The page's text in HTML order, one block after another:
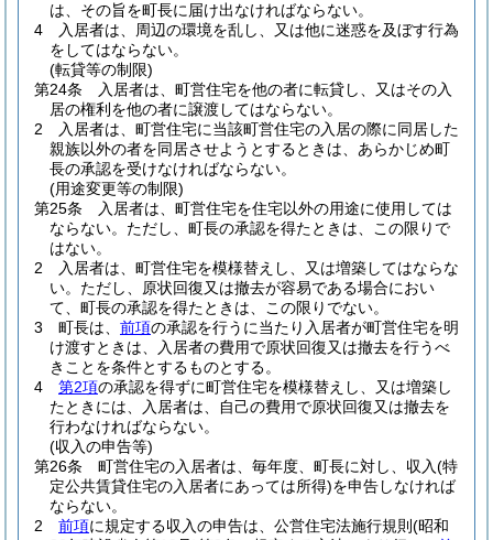
は、その旨を町長に届け出なければならない。
4
入居者は、周辺の環境を乱し、又は他に迷惑を及ぼす行為
をしてはならない。
(転貸等の制限)
第24条
入居者は、町営住宅を他の者に転貸し、又はその入
居の権利を他の者に譲渡してはならない。
2
入居者は、町営住宅に当該町営住宅の入居の際に同居した
親族以外の者を同居させようとするときは、あらかじめ町
長の承認を受けなければならない。
(用途変更等の制限)
第25条
入居者は、町営住宅を住宅以外の用途に使用しては
ならない。 ただし、町長の承認を得たときは、この限りで
はない。
2
入居者は、町営住宅を模様替えし、又は増築してはならな
い。 ただし、原状回復又は撤去が容易である場合におい
て、町長の承認を得たときは、この限りでない。
3
町長は、 前項の承認を行うに当たり入居者が町営住宅を明
け渡すときは、入居者の費用で原状回復又は撤去を行うべ
きことを条件とするものとする。
4
第2項の承認を得ずに町営住宅を模様替えし、又は増築し
たときには、入居者は、自己の費用で原状回復又は撤去を
行わなければならない。
(収入の申告等)
第26条
町営住宅の入居者は、毎年度、町長に対し、収入(特
定公共賃貸住宅の入居者にあっては所得)を申告しなければ
ならない。
2
前項に規定する収入の申告は、公営住宅法施行規則 (昭和